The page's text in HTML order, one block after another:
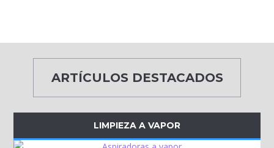
ARTÍCULOS DESTACADOS
LIMPIEZA A VAPOR